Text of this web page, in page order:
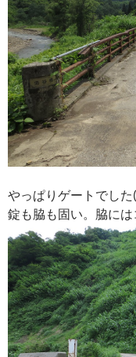
やっぱりゲートでした
錠も脇も固い。脇に